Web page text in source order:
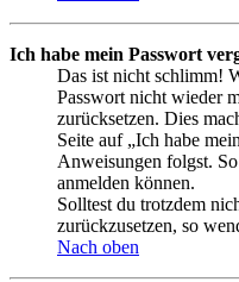
Ich habe mein Passwort
Das ist nicht schlimm!
Passwort nicht wieder
zurücksetzen. Dies
Seite auf „Ich habe
Anweisungen folgst.
anmelden können.
Solltest du trotzdem
zurückzusetzen, so
Nach oben